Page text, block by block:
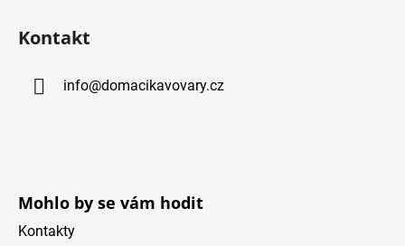
Kontakt
info@domacikavovary.cz
Mohlo by se vám hodit
Kontakty